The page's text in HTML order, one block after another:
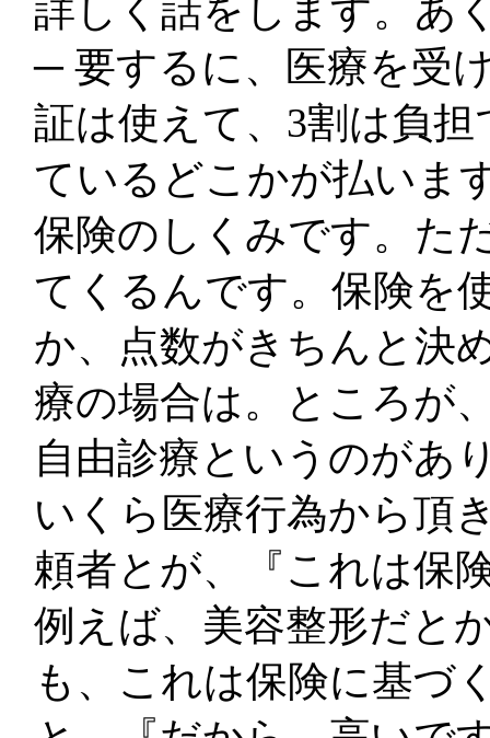
詳しく話をします。あ
─ 要するに、医療を受
証は使えて、3割は負
ているどこかが払いま
保険のしくみです。た
てくるんです。保険を
か、点数がきちんと決
療の場合は。ところが
自由診療というのがあ
いくら医療行為から頂
頼者とが、『これは保
例えば、美容整形だと
も、これは保険に基づ